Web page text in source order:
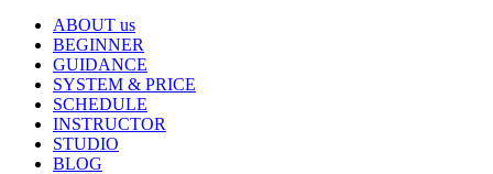
ABOUT us
BEGINNER
GUIDANCE
SYSTEM & PRICE
SCHEDULE
INSTRUCTOR
STUDIO
BLOG